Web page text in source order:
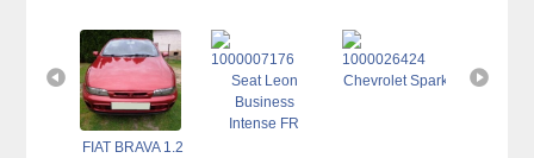
Predám detské
halovky
FIAT BRAVA 1.2
Seat Leon
Business
Intense FR
Chevrolet Spark